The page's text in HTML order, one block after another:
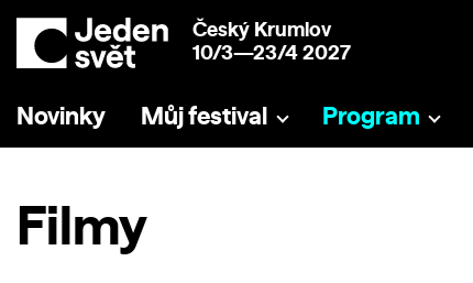
Český Krumlov
10/3—23/4 2027
Novinky Můj festival Program
Filmy